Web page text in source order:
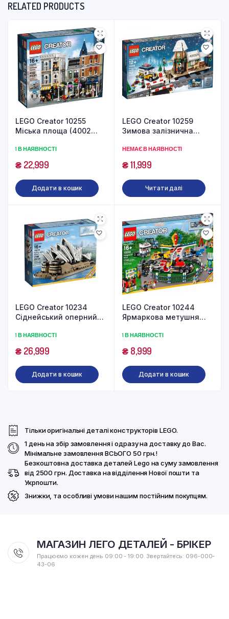
RELATED PRODUCTS
LEGO Creator 10255
Міська площа (4002
1 В НАЯВНОСТІ
₴22,999
Додати в кошик
LEGO Creator 10259
Зимова залізнична
НЕМАЄ В НАЯВНОСТІ
₴11,999
Читати далі
LEGO Creator 10234
Сіднейський оперний
1 В НАЯВНОСТІ
₴26,999
Додати в кошик
LEGO Creator 10244
Ярмаркова метушня
1 В НАЯВНОСТІ
₴8,999
Додати в кошик
Тільки оригінальні деталі конструкторів LEGO.
1 день на збір замовлення і одразу на доставку до Вас.
Мінімальне замовлення ВСЬОГО 50 грн.!
Безкоштовна доставка деталей Lego на суму замовлення
від 2500 грн. Доставка на відділення Нової пошти та
Укрпошти.
Знижки, та особливі умови нашим постійним покупцям.
МАГАЗИН ЛЕГО ДЕТАЛЕЙ - БРІКЕР
Працюємо кожен день 09:00 - 19:00. Звертайтесь: 096-000-
43-06